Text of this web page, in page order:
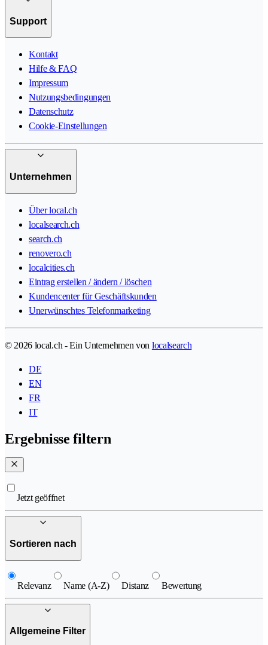
Support
Kontakt
Hilfe & FAQ
Impressum
Nutzungsbedingungen
Datenschutz
Cookie-Einstellungen
Unternehmen
Über local.ch
localsearch.ch
search.ch
renovero.ch
localcities.ch
Eintrag erstellen / ändern / löschen
Kundencenter für Geschäftskunden
Unerwünschtes Telefonmarketing
© 2026 local.ch - Ein Unternehmen von localsearch
DE
EN
FR
IT
Ergebnisse filtern
Jetzt geöffnet
Sortieren nach
Relevanz Name (A-Z) Distanz Bewertung
Allgemeine Filter